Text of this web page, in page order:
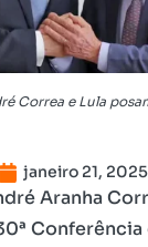
Correa e Lula
janeiro 21, 2025
Aranha
Conferência